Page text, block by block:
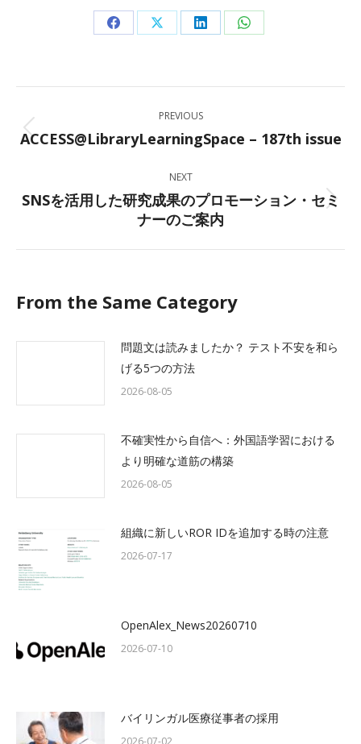
Share
Facebook
Share
X
Share
LinkedIn
Share
WhatsApp
navigation
PREVIOUS
Previous
ACCESS@LibraryLearningSpace – 187th issue
NEXT
Next
post:
SNSを活用した研究成果のプロモーション・セミ
ナーのご案内
From the Same Category
問題文は読みましたか？ テスト不安を和ら
げる5つの方法
2026-08-05
不確実性から自信へ：外国語学習における
より明確な道筋の構築
2026-08-05
組織に新しいROR IDを追加する時の注意
2026-07-17
OpenAlex_News20260710
2026-07-10
バイリンガル医療従事者の採用
2026-07-02